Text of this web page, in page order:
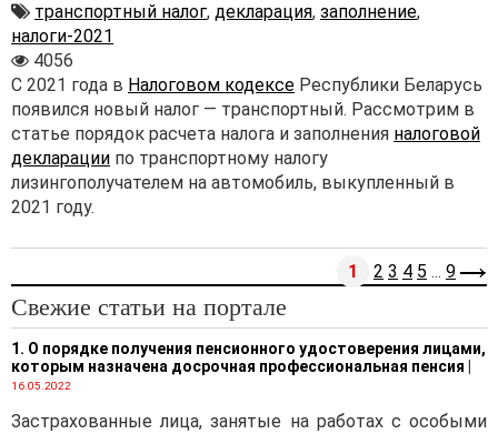
транспортный налог, декларация, заполнение,
налоги-2021
4056
С 2021 года в Налоговом кодексе Республики Беларусь
появился новый налог — транспортный. Рассмотрим в
статье порядок расчета налога и заполнения налоговой
декларации по транспортному налогу
лизингополучателем на автомобиль, выкупленный в
2021 году.
1 2 3 4 5 ... 9
Свежие статьи на портале
1. О порядке получения пенсионного удостоверения лицами,
которым назначена досрочная профессиональная пенсия
16.05.2022
Застрахованные лица, занятые на работах с особыми